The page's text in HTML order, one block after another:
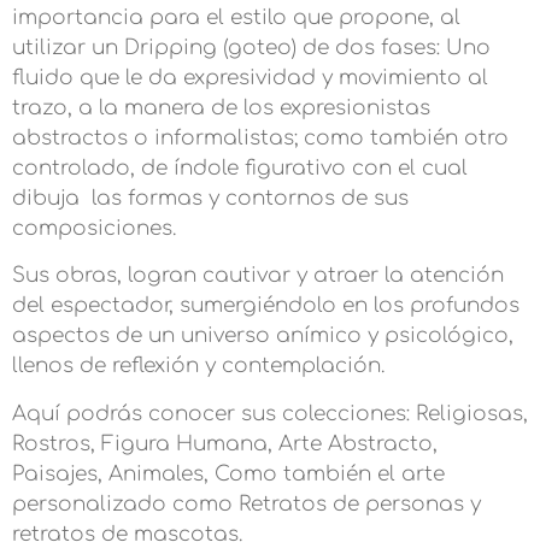
importancia para el estilo que propone, al
utilizar un Dripping (goteo) de dos fases: Uno
fluido que le da expresividad y movimiento al
trazo, a la manera de los expresionistas
abstractos o informalistas; como también otro
controlado, de índole figurativo con el cual
dibuja las formas y contornos de sus
composiciones.
Sus obras, logran cautivar y atraer la atención
del espectador, sumergiéndolo en los profundos
aspectos de un universo anímico y psicológico,
llenos de reflexión y contemplación.
Aquí podrás conocer sus colecciones: Religiosas,
Rostros, Figura Humana, Arte Abstracto,
Paisajes, Animales, Como también el arte
personalizado como Retratos de personas y
retratos de mascotas.